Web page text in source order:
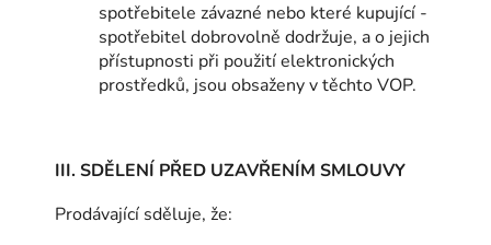
spotřebitele závazné nebo které kupující -
spotřebitel dobrovolně dodržuje, a o jejich
přístupnosti při použití elektronických
prostředků, jsou obsaženy v těchto VOP.
III. SDĚLENÍ PŘED UZAVŘENÍM SMLOUVY
Prodávající sděluje, že: